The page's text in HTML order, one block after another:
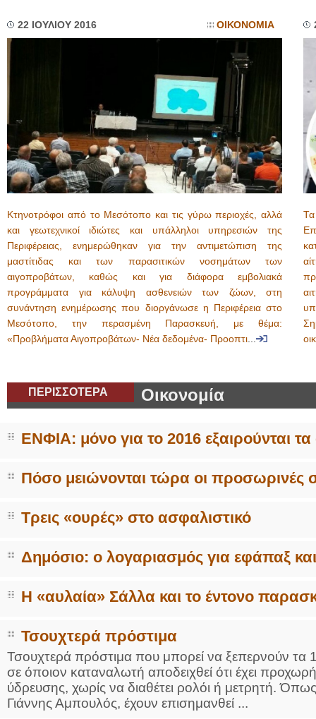
22 ΙΟΥΛΙΟΥ 2016 ΟΙΚΟΝΟΜΙΑ
Κτηνοτρόφοι από το Μεσότοπο και τις γύρω περιοχές, αλλά
και γεωτεχνικοί ιδιώτες και υπάλληλοι υπηρεσιών της
Περιφέρειας, ενημερώθηκαν για την αντιμετώπιση της
μαστίτιδας και των παρασιτικών νοσημάτων των
αιγοπροβάτων, καθώς και για διάφορα εμβολιακά
προγράμματα για κάλυψη ασθενειών των ζώων, στη
συνάντηση ενημέρωσης που διοργάνωσε η Περιφέρεια στο
Μεσότοπο, την περασμένη Παρασκευή, με θέμα:
«Προβλήματα Αιγοπροβάτων- Νέα δεδομένα- Προοπτι...
ΠΕΡΙΣΣΟΤΕΡΑ Οικονομία
ΕΝΦΙΑ: μόνο για το 2016 εξαιρούνται
Πόσο μειώνονται τώρα οι προσωρινές
Τρεις «ουρές» στο ασφαλιστικό
Δημόσιο: ο λογαριασμός για εφάπαξ
Η «αυλαία» Σάλλα και το έντονο
Τσουχτερά πρόστιμα
Τσουχτερά πρόστιμα που μπορεί να ξεπερνούν τα
σε όποιον καταναλωτή αποδειχθεί ότι έχει
ύδρευσης, χωρίς να διαθέτει ρολόι ή μετρητή.
Γιάννης Αμπουλός, έχουν επισημανθεί ...